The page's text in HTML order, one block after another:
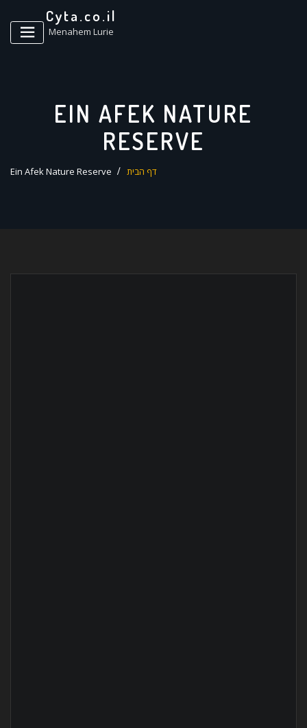
Cyta.co.il
Menahem Lurie
EIN AFEK NATURE
RESERVE
דף הבית Ein Afek Nature Reserve